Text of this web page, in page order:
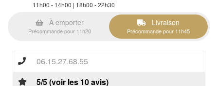
11h00 - 14h00 | 18h00 - 22h30
À emporter
Précommande pour 11h20
Livraison
Précommande pour 11h45
06.15.27.68.55
5/5 (voir les 10 avis)